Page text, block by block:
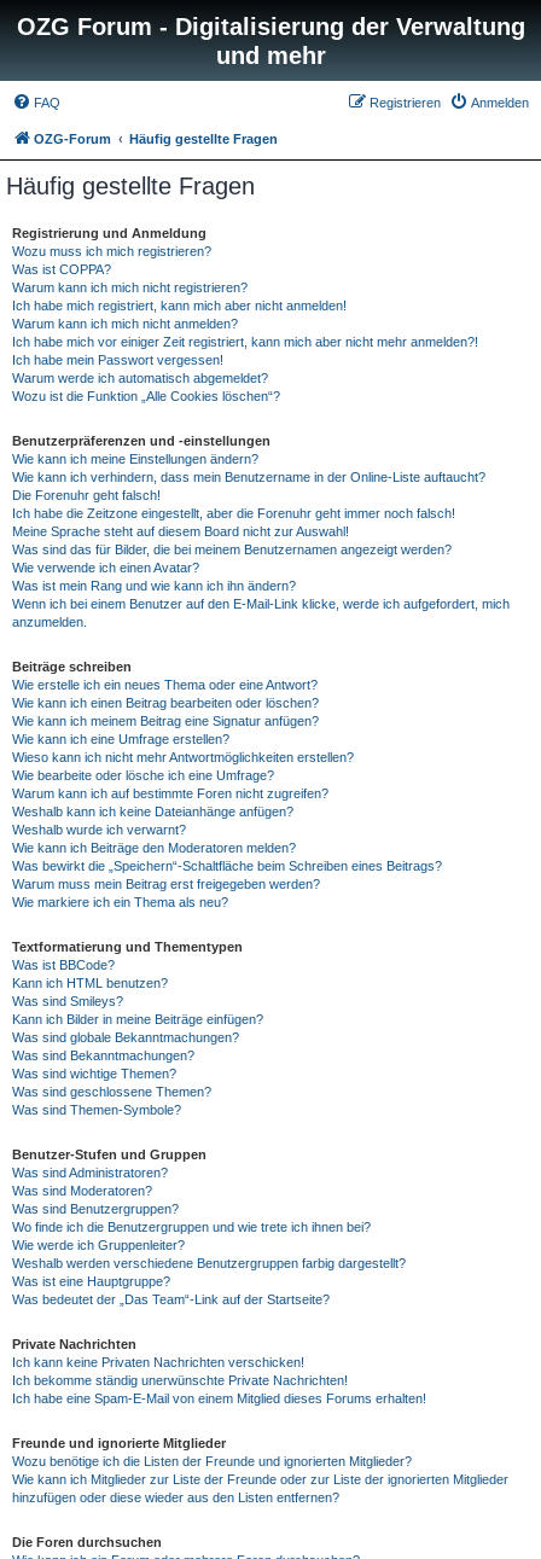
OZG Forum - Digitalisierung der Verwaltung
und mehr
FAQ Anmelden
Registrieren
OZG-Forum Häufig gestellte Fragen
Häufig gestellte Fragen
Registrierung und Anmeldung
Wozu muss ich mich registrieren?
Was ist COPPA?
Warum kann ich mich nicht registrieren?
Ich habe mich registriert, kann mich aber nicht anmelden!
Warum kann ich mich nicht anmelden?
Ich habe mich vor einiger Zeit registriert, kann mich aber nicht mehr anmelden?!
Ich habe mein Passwort vergessen!
Warum werde ich automatisch abgemeldet?
Wozu ist die Funktion „Alle Cookies löschen“?
Benutzerpräferenzen und -einstellungen
Wie kann ich meine Einstellungen ändern?
Wie kann ich verhindern, dass mein Benutzername in der Online-Liste auftaucht?
Die Forenuhr geht falsch!
Ich habe die Zeitzone eingestellt, aber die Forenuhr geht immer noch falsch!
Meine Sprache steht auf diesem Board nicht zur Auswahl!
Was sind das für Bilder, die bei meinem Benutzernamen angezeigt werden?
Wie verwende ich einen Avatar?
Was ist mein Rang und wie kann ich ihn ändern?
Wenn ich bei einem Benutzer auf den E-Mail-Link klicke, werde ich aufgefordert, mich
anzumelden.
Beiträge schreiben
Wie erstelle ich ein neues Thema oder eine Antwort?
Wie kann ich einen Beitrag bearbeiten oder löschen?
Wie kann ich meinem Beitrag eine Signatur anfügen?
Wie kann ich eine Umfrage erstellen?
Wieso kann ich nicht mehr Antwortmöglichkeiten erstellen?
Wie bearbeite oder lösche ich eine Umfrage?
Warum kann ich auf bestimmte Foren nicht zugreifen?
Weshalb kann ich keine Dateianhänge anfügen?
Weshalb wurde ich verwarnt?
Wie kann ich Beiträge den Moderatoren melden?
Was bewirkt die „Speichern“-Schaltfläche beim Schreiben eines Beitrags?
Warum muss mein Beitrag erst freigegeben werden?
Wie markiere ich ein Thema als neu?
Textformatierung und Thementypen
Was ist BBCode?
Kann ich HTML benutzen?
Was sind Smileys?
Kann ich Bilder in meine Beiträge einfügen?
Was sind globale Bekanntmachungen?
Was sind Bekanntmachungen?
Was sind wichtige Themen?
Was sind geschlossene Themen?
Was sind Themen-Symbole?
Benutzer-Stufen und Gruppen
Was sind Administratoren?
Was sind Moderatoren?
Was sind Benutzergruppen?
Wo finde ich die Benutzergruppen und wie trete ich ihnen bei?
Wie werde ich Gruppenleiter?
Weshalb werden verschiedene Benutzergruppen farbig dargestellt?
Was ist eine Hauptgruppe?
Was bedeutet der „Das Team“-Link auf der Startseite?
Private Nachrichten
Ich kann keine Privaten Nachrichten verschicken!
Ich bekomme ständig unerwünschte Private Nachrichten!
Ich habe eine Spam-E-Mail von einem Mitglied dieses Forums erhalten!
Freunde und ignorierte Mitglieder
Wozu benötige ich die Listen der Freunde und ignorierten Mitglieder?
Wie kann ich Mitglieder zur Liste der Freunde oder zur Liste der ignorierten Mitglieder
hinzufügen oder diese wieder aus den Listen entfernen?
Die Foren durchsuchen